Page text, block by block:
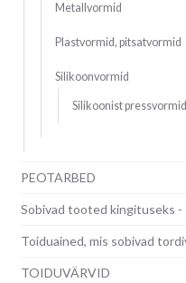
Metallvormid
Plastvormid, pitsatvormid
Silikoonvormid
Silikoonist
PEOTARBED
Sobivad tooted kingituseks -
Toiduained, mis sobivad
TOIDUVÄRVID